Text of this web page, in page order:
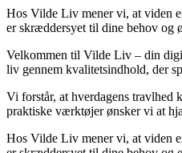
Hos Vilde Liv mener vi, at viden
er skræddersyet til dine behov og
Velkommen til Vilde Liv – din
liv gennem kvalitetsindhold, der
Vi forstår, at hverdagens travlhed
praktiske værktøjer ønsker vi at
Hos Vilde Liv mener vi, at viden